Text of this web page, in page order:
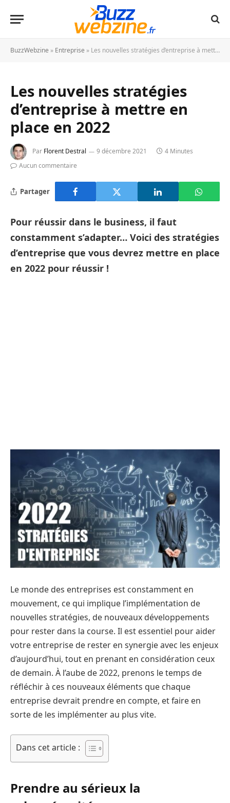
BuzzWebzine » Entreprise » Les nouvelles stratégies d’entreprise à mettre en place en 2022
Les nouvelles stratégies
d’entreprise à mettre en
place en 2022
Par Florent Destral 9 décembre 2021
4 Minutes
Aucun commentaire
Partager
Pour réussir dans le business, il faut
constamment s’adapter… Voici des stratégies
d’entreprise que vous devrez mettre en place
en 2022 pour réussir !
Le monde des entreprises est constamment en
mouvement, ce qui implique l’implémentation de
nouvelles stratégies, de nouveaux développements
pour rester dans la course. Il est essentiel pour aider
votre entreprise de rester en synergie avec les enjeux
d’aujourd’hui, tout en prenant en considération ceux
de demain. À l’aube de 2022, prenons le temps de
réfléchir à ces nouveaux éléments que chaque
entreprise devrait prendre en compte, et faire en
sorte de les implémenter au plus vite.
Dans cet article :
Prendre au sérieux la